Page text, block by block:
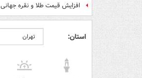
افزایش قیمت طلا و نقره جهانی
استان: